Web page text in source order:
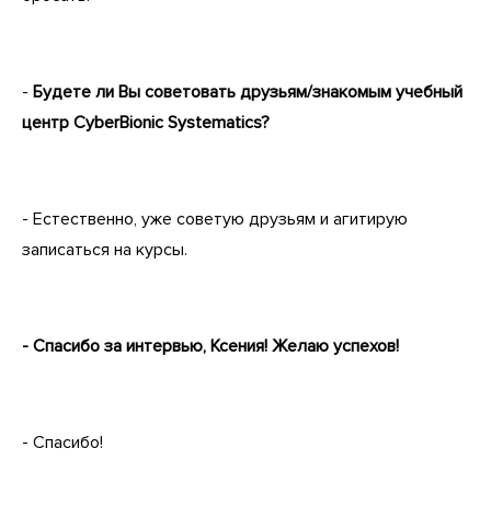
- Будете ли Вы советовать друзьям/знакомым учебный
центр CyberBionic Systematics?
- Естественно, уже советую друзьям и агитирую
записаться на курсы.
- Спасибо за интервью, Ксения! Желаю успехов!
- Спасибо!